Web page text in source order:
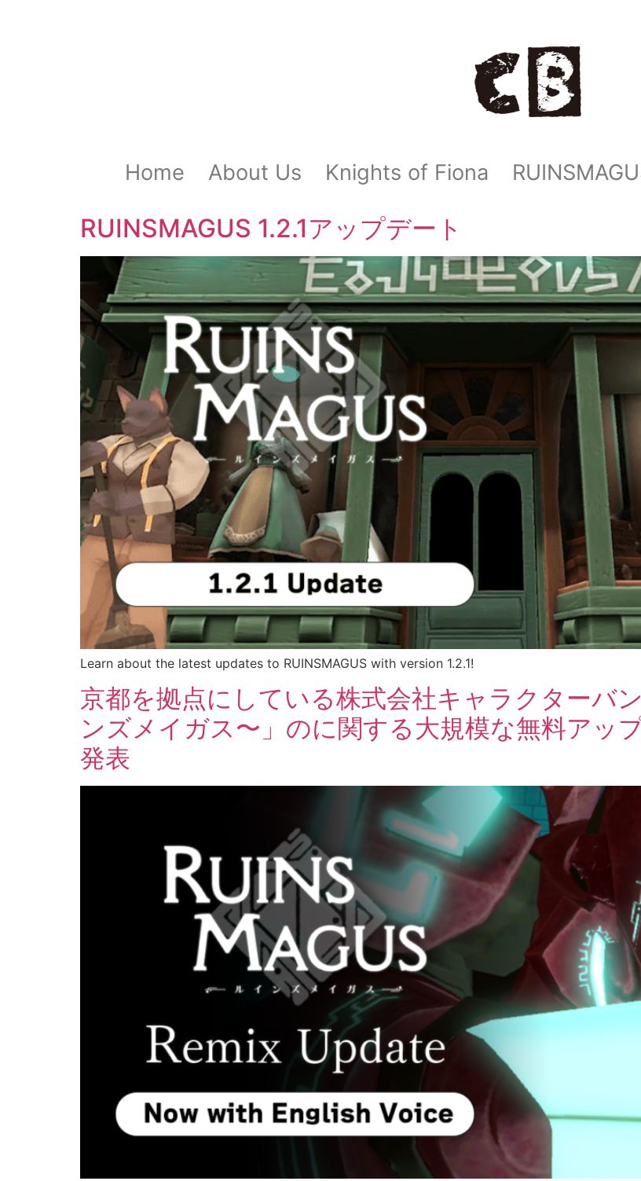
Home About Us Knights of Fiona
RUINSMAGUS 1.2.1アップデート
Learn about the latest updates to RUINSMAGUS with version 1.2.1!
京都を拠点にしている株式会社キャラクターバ
ンズメイガス〜」のに関する大規模な無料アッ
発表